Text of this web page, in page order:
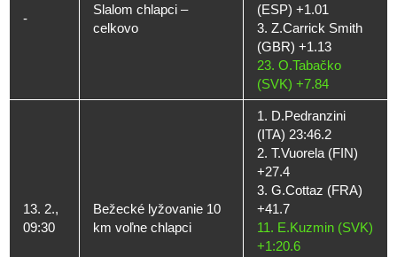
-
Slalom chlapci –
celkovo
(ESP) +1.01
3. Z.Carrick Smith
(GBR) +1.13
23. O.Tabačko
(SVK) +7.84
13. 2.,
09:30
Bežecké lyžovanie 10
km voľne chlapci
1. D.Pedranzini
(ITA) 23:46.2
2. T.Vuorela (FIN)
+27.4
3. G.Cottaz (FRA)
+41.7
11. E.Kuzmin (SVK)
+1:20.6